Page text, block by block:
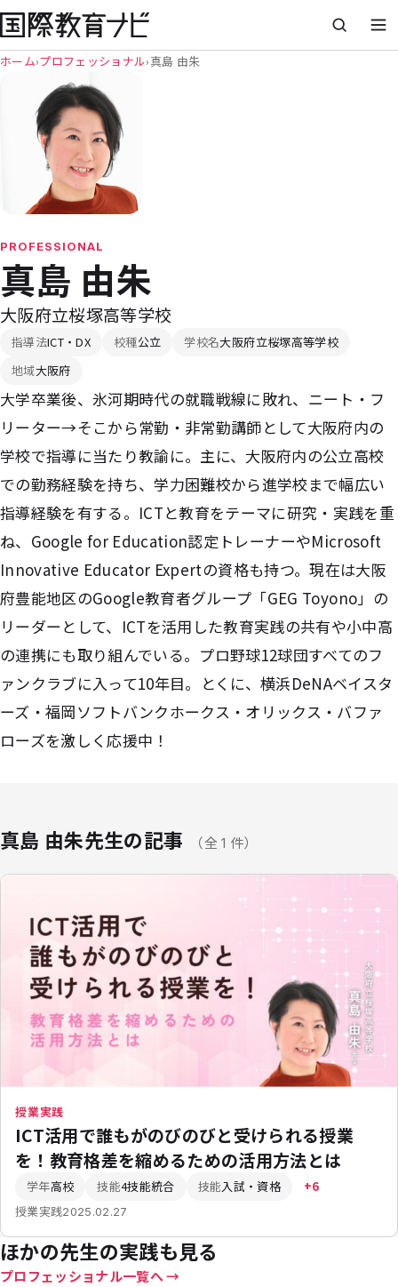
ホーム›プロフェッショナル›真島 由朱
PROFESSIONAL
真島 由朱
大阪府立桜塚高等学校
指導法ICT・DX 校種公立 学校名大阪府立桜塚高等学校
地域大阪府
大学卒業後、氷河期時代の就職戦線に敗れ、ニート・フ
リーター→そこから常勤・非常勤講師として大阪府内の
学校で指導に当たり教諭に。主に、大阪府内の公立高校
での勤務経験を持ち、学力困難校から進学校まで幅広い
指導経験を有する。ICTと教育をテーマに研究・実践を重
ね、Google for Education認定トレーナーやMicrosoft
Innovative Educator Expertの資格も持つ。現在は大阪
府豊能地区のGoogle教育者グループ「GEG Toyono」の
リーダーとして、ICTを活用した教育実践の共有や小中高
の連携にも取り組んでいる。プロ野球12球団すべてのフ
ァンクラブに入って10年目。とくに、横浜DeNAベイスタ
ーズ・福岡ソフトバンクホークス・オリックス・バファ
ローズを激しく応援中！
真島 由朱先生の記事 （全 1 件）
授業実践
ICT活用で誰もがのびのびと受けられる授業
を！教育格差を縮めるための活用方法とは
学年高校 技能4技能統合 技能入試・資格 +6
授業実践2025.02.27
ほかの先生の実践も見る
プロフェッショナル一覧へ